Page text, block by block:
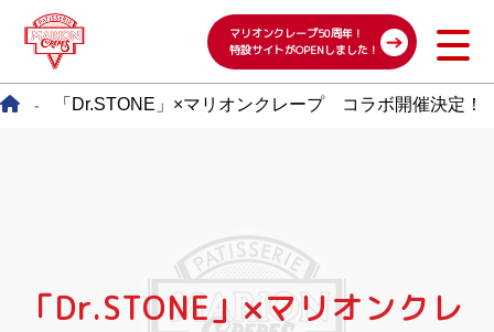
マリオンクレープ50周年！
特設サイトがOPENしました！
- 「Dr.STONE」×マリオンクレープ コラボ開催決定！
「Dr.STONE」×マリオンクレ